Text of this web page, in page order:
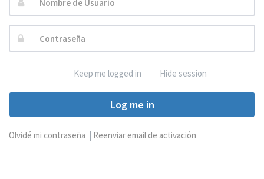
de
Usuario:
Contraseña:
Keep me logged in Hide session
Log me in
Olvidé mi contraseña Reenviar email de activación